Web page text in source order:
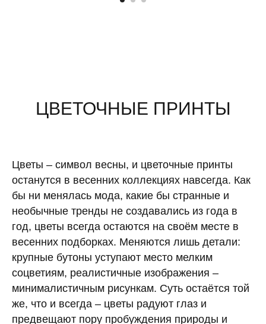
ЦВЕТОЧНЫЕ ПРИНТЫ
Цветы – символ весны, и цветочные принты
останутся в весенних коллекциях навсегда. Как
бы ни менялась мода, какие бы странные и
необычные тренды не создавались из года в
год, цветы всегда остаются на своём месте в
весенних подборках. Меняются лишь детали:
крупные бутоны уступают место мелким
соцветиям, реалистичные изображения –
минималистичным рисункам. Суть остаётся той
же, что и всегда – цветы радуют глаз и
предвещают пору пробуждения природы и